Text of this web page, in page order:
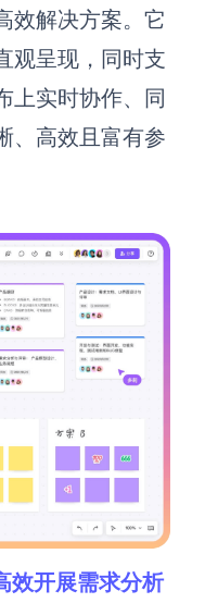
理
效解决方案。它
观呈现，同时支
上实时协作、同
、高效且富有参
开展需求分析